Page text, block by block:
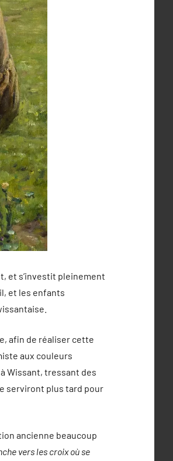
et s’investit pleinement
et les enfants
afin de réaliser cette
aux couleurs
Wissant, tressant des
serviront plus tard pour
ancienne beaucoup
vers les croix où se